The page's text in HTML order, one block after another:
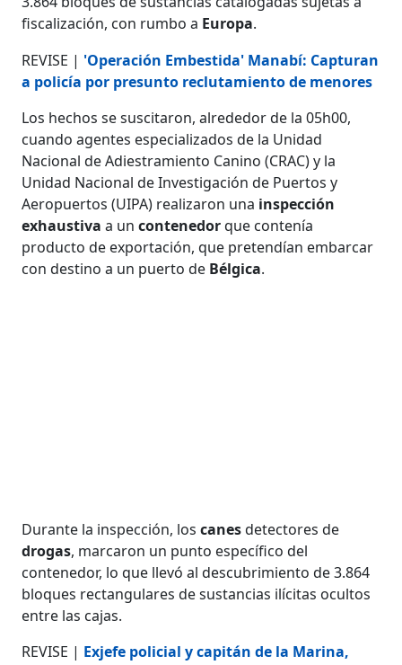
fiscalización, con rumbo a Europa.
REVISE | 'Operación Embestida' Manabí: Capturan
a policía por presunto reclutamiento de menores
Los hechos se suscitaron, alrededor de la 05h00,
cuando agentes especializados de la Unidad
Nacional de Adiestramiento Canino (CRAC) y la
Unidad Nacional de Investigación de Puertos y
Aeropuertos (UIPA) realizaron una inspección
exhaustiva a uncontenedorque contenía
producto de exportación, que pretendían embarcar
con destino a un puerto de Bélgica.
Durante la inspección, loscanesdetectores de
drogas, marcaron un punto específico del
contenedor, lo que llevó al descubrimiento de 3.864
bloques rectangulares de sustancias ilícitas ocultos
entre las cajas.
REVISE | Exjefe policial y capitán de la Marina,